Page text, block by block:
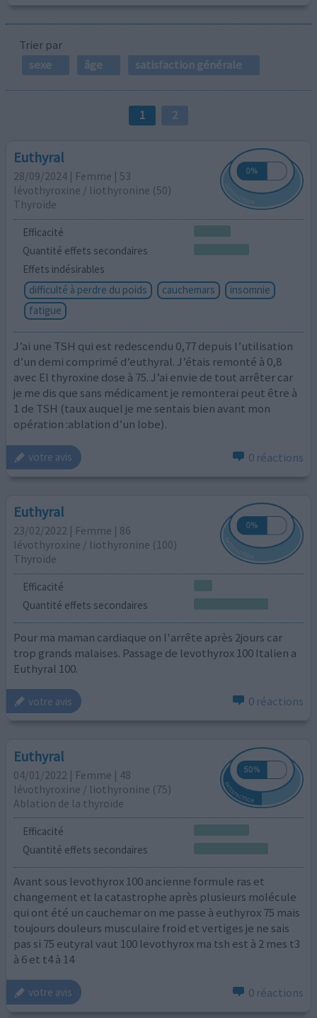
Trier par
sexe
âge satisfaction générale
1 2
Euthyral
28/09/2024 | Femme | 53
lévothyroxine / liothyronine (50)
Thyroïde
Efficacité
Quantité effets secondaires
Effets indésirables
difficulté à perdre du poids
cauchemars
insomnie
fatigue
J’ai une TSH qui est redescendu 0,77 depuis l’utilisation
d’un demi comprimé d’euthyral. J’étais remonté à 0,8
avec El thyroxine dose à 75. J’ai envie de tout arrêter car
je me dis que sans médicament je remonterai peut être à
1 de TSH (taux auquel je me sentais bien avant mon
opération :ablation d’un lobe).
votre avis 0 réactions
Euthyral
23/02/2022 | Femme | 86
lévothyroxine / liothyronine (100)
Thyroïde
Efficacité
Quantité effets secondaires
Pour ma maman cardiaque on l'arrête après 2jours car
trop grands malaises. Passage de levothyrox 100 Italien a
Euthyral 100.
votre avis 0 réactions
Euthyral
04/01/2022 | Femme | 48
lévothyroxine / liothyronine (75)
Ablation de la thyroïde
Efficacité
Quantité effets secondaires
Avant sous levothyrox 100 ancienne formule ras et
changement et la catastrophe après plusieurs molécule
qui ont été un cauchemar on me passe à euthyrox 75 mais
toujours douleurs musculaire froid et vertiges je ne sais
pas si 75 eutyral vaut 100 levothyrox ma tsh est à 2 mes t3
à 6 et t4 à 14
votre avis 0 réactions